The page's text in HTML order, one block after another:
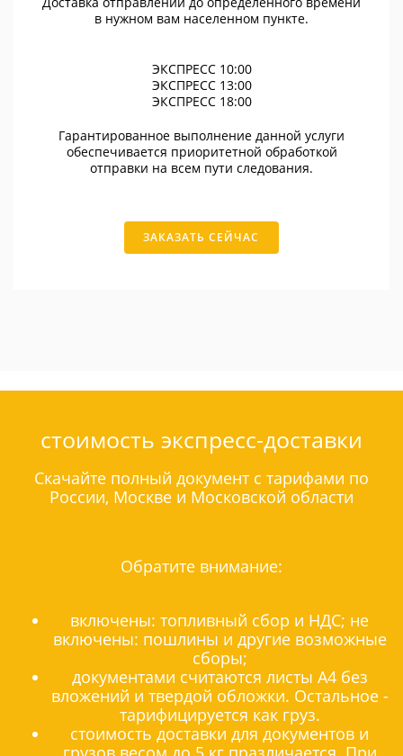
в нужном вам населенном пункте.
ЭКСПРЕСС 10:00
ЭКСПРЕСС 13:00
ЭКСПРЕСС 18:00
Гарантированное выполнение данной услуги
обеспечивается приоритетной обработкой
отправки на всем пути следования.
ЗАКАЗАТЬ СЕЙЧАС
стоимость экспресс-доставки
Скачайте полный документ с тарифами по
России, Москве и Московской области
Обратите внимание:
включены: топливный сбор и НДС; не
включены: пошлины и другие возможные
сборы;
документами считаются листы А4 без
вложений и твердой обложки. Остальное -
тарифицируется как груз.
стоимость доставки для документов и